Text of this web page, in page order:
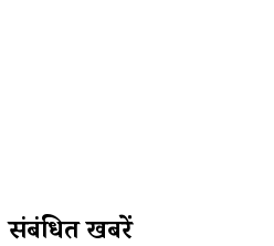
संबंधित खबरें